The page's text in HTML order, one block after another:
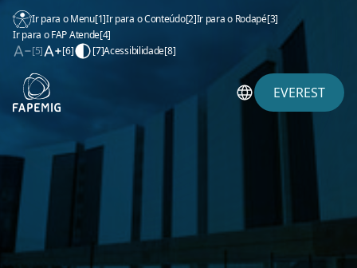
Ir para o Menu[1]Ir para o Conteúdo[2]Ir para o Rodapé[3]
Ir para o FAP Atende[4]
[5]
[6] [7]Acessibilidade[8]
EVEREST